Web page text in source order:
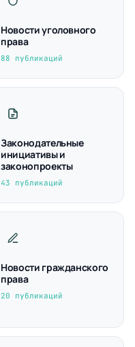
Новости уголовного
права
88 публикаций
Законодательные
инициативы и
законопроекты
43 публикаций
Новости гражданского
права
20 публикаций